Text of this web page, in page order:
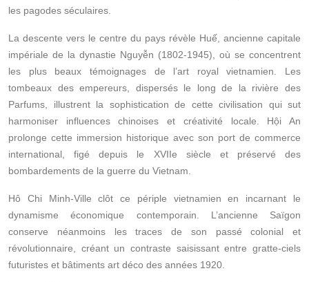
les pagodes séculaires.
La descente vers le centre du pays révèle Huế, ancienne capitale
impériale de la dynastie Nguyễn (1802-1945), où se concentrent
les plus beaux témoignages de l’art royal vietnamien. Les
tombeaux des empereurs, dispersés le long de la rivière des
Parfums, illustrent la sophistication de cette civilisation qui sut
harmoniser influences chinoises et créativité locale. Hội An
prolonge cette immersion historique avec son port de commerce
international, figé depuis le XVIIe siècle et préservé des
bombardements de la guerre du Vietnam.
Hô Chi Minh-Ville clôt ce périple vietnamien en incarnant le
dynamisme économique contemporain. L’ancienne Saïgon
conserve néanmoins les traces de son passé colonial et
révolutionnaire, créant un contraste saisissant entre gratte-ciels
futuristes et bâtiments art déco des années 1920.